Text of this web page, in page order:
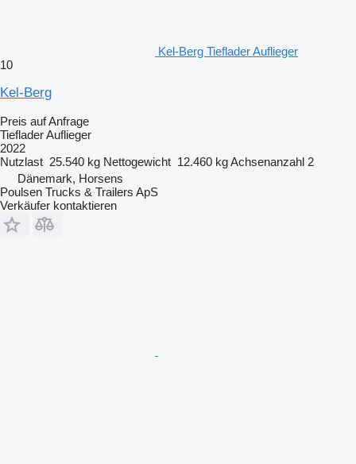
Kel-Berg Tieflader Auflieger
10
Kel-Berg
Preis auf Anfrage
Tieflader Auflieger
2022
Nutzlast 25.540 kg Nettogewicht 12.460 kgAchsenanzahl 2
Dänemark, Horsens
Poulsen Trucks & Trailers ApS
Verkäufer kontaktieren